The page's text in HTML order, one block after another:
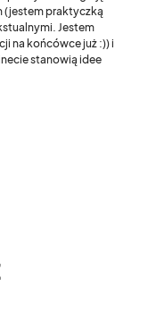
(jestem praktyczką
Jestem
na końcówce już :)) i
stanowią idee